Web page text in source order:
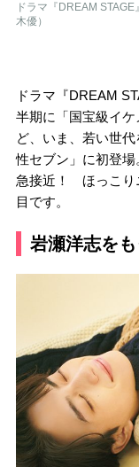
ドラマ『DREAM
木優）
ドラマ『DREAM
半期に「国宝級イ
ど、いま、若い世
性セブン」に初登
急接近！ ほっこり
目です。
岩瀬洋志を